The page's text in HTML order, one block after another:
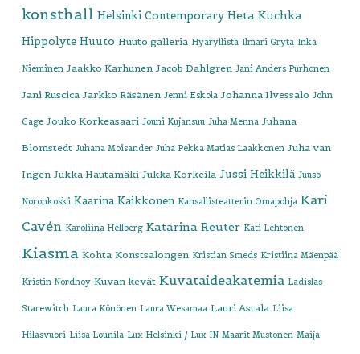
konsthall Helsinki Contemporary Heta Kuchka
Hippolyte Huuto Huuto galleria Hyäryllistä Ilmari Gryta Inka
Nieminen Jaakko Karhunen Jacob Dahlgren Jani Anders Purhonen
Jani Ruscica Jarkko Räsänen Jenni Eskola Johanna Ilvessalo John
Cage Jouko Korkeasaari Jouni Kujansuu Juha Menna Juhana
Blomstedt Juhana Moisander Juha Pekka Matias Laakkonen Juha van
Ingen Jukka Hautamäki Jukka Korkeila Jussi Heikkilä Juuso
Noronkoski Kaarina Kaikkonen Kansallisteatterin Omapohja Kari
Cavén Karoliina Hellberg Katarina Reuter Kati Lehtonen
Kiasma Kohta Konstsalongen Kristian Smeds Kristiina Mäenpää
Kristin Nordhoy Kuvan kevät Kuvataideakatemia Ladislas
Starewitch Laura Könönen Laura Wesamaa Lauri Astala Liisa
Hilasvuori Liisa Lounila Lux Helsinki / Lux IN Maarit Mustonen Maija